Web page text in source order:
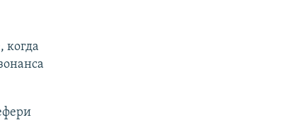
когда